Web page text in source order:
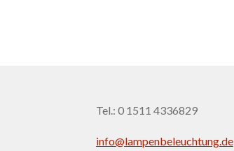
Tel.: 0 1511 4336829
info@lampenbeleuchtung.de